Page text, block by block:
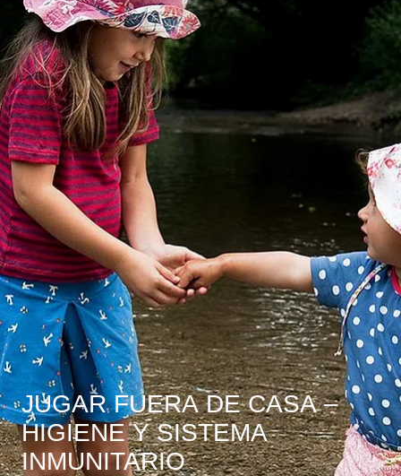
JUGAR FUERA DE CASA –
HIGIENE Y SISTEMA
INMUNITARIO